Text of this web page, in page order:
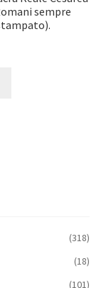
sempre
(318)
(18)
(101)